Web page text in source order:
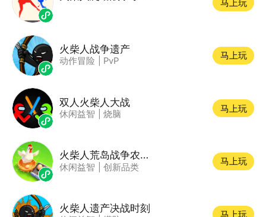
马上玩
火柴人战争遗产
动作冒险 PvP
马上玩
双人火柴人大战
休闲益智 烧脑
马上玩
火柴人荒岛战争农场经营小游戏
休闲益智 创新品类
马上玩
火柴人遗产决战时刻
马上玩